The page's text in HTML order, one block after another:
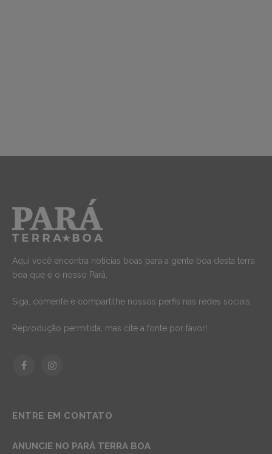
Aqui você encontra notícias boas para a gente boa desta terra
boa que é o nosso Pará.
Siga, comente e compartilhe nossos perfis nas redes sociais.
Reprodução permitida, mas cite a fonte por favor!
FacebookInstagram
ENTRE EM CONTATO
ANUNCIE NO PARÁ TERRA BOA